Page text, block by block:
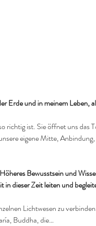
Erde und in meinem Leben,
richtig ist. Sie öffnet uns das
eigene Mitte,
Bewusstsein und
in dieser Zeit leiten und
Lichtwesen zu
Buddha, die…